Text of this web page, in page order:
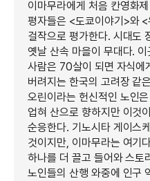
이마무라에게 처음 칸영화
평자들은 <도쿄이야기>와
걸작으로 평가한다. 시대도
옛날 산속 마을이 무대다.
사람은 70살이 되면 자식에
버려지는 한국의 고려장 같
오린이라는 헌신적인 노인
업혀 산으로 향하지만 이것
순응한다. 기노시타 게이스
것이지만, 이마무라는 여기
하나를 더 끌고 들어와 스토
노인들의 산행 와중에 인구